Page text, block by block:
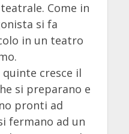
Come in
si fa
in un teatro
cresce il
si preparano e
pronti ad
fermano ad un